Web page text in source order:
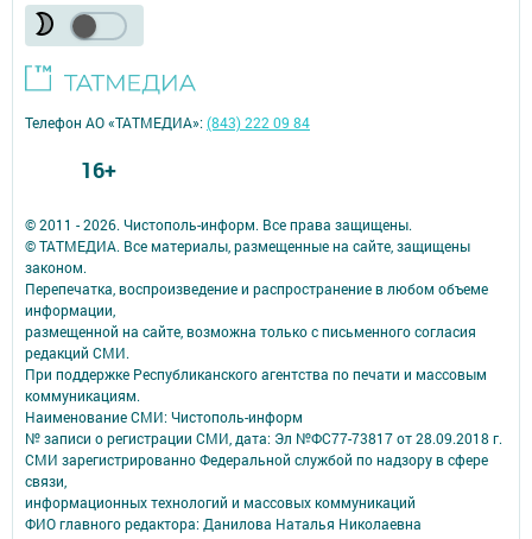
© 2011 - 2026. Чистополь-информ. Все права защищены.
© ТАТМЕДИА. Все материалы, размещенные на сайте, защищены
законом.
Перепечатка, воспроизведение и распространение в любом объеме
информации,
размещенной на сайте, возможна только с письменного согласия
редакций СМИ.
При поддержке Республиканского агентства по печати и массовым
коммуникациям.
Наименование СМИ: Чистополь-информ
№ записи о регистрации СМИ, дата: Эл №ФС77-73817 от 28.09.2018 г.
СМИ зарегистрированно Федеральной службой по надзору в сфере
связи,
информационных технологий и массовых коммуникаций
ФИО главного редактора: Данилова Наталья Николаевна
Телефон АО «ТАТМЕДИА»:(843) 222 09 84
16+